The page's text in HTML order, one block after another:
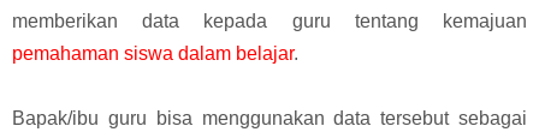
memberikan data kepada guru tentang kemajuan
pemahaman siswa dalam belajar.
Bapak/ibu guru bisa menggunakan data tersebut sebagai